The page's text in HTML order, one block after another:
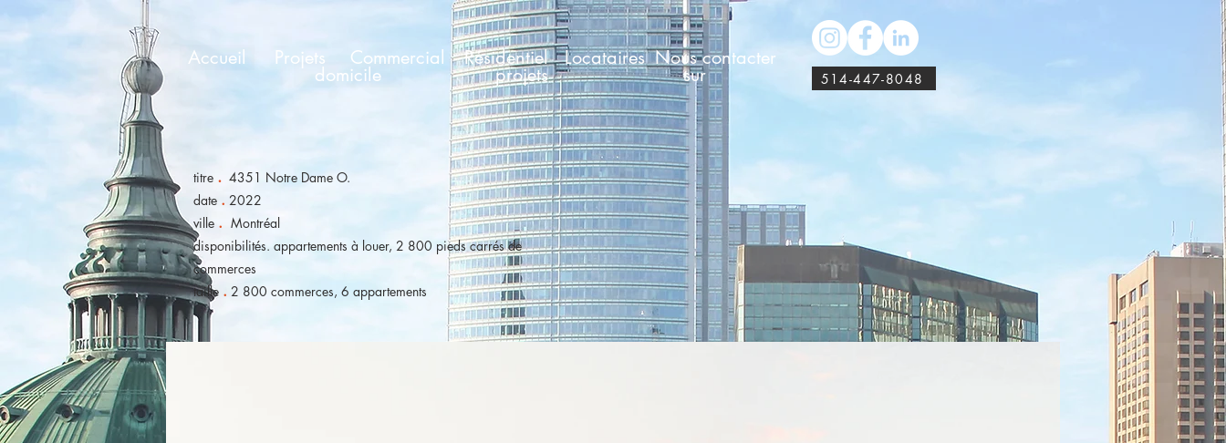
Accueil Projets Commercial Résidentiel Locataires Nous contacter
514-447-8048
domicile projets sur
titre . 4351 Notre Dame O.
date . 2022
ville . Montréal
disponibilités. appartements à louer, 2 800 pieds carrés de
commerces
taille . 2 800 commerces, 6 appartements